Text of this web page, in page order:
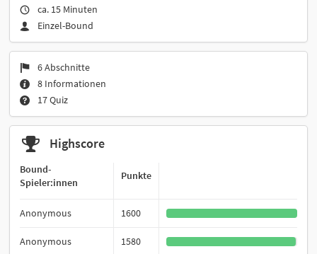
ca. 15 Minuten
Einzel-Bound
6 Abschnitte
8 Informationen
17 Quiz
Highscore
Bound-
Spieler:innen
Punkte
Anonymous 1600
Anonymous 1580